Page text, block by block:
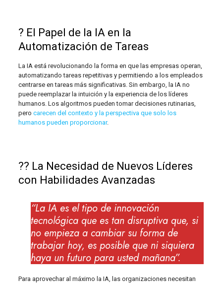
? El Papel de la IA en la
Automatización de Tareas
La IA está revolucionando la forma en que las empresas operan,
automatizando tareas repetitivas y permitiendo a los empleados
centrarse en tareas más significativas. Sin embargo, la IA no
puede reemplazar la intuición y la experiencia de los líderes
humanos. Los algoritmos pueden tomar decisiones rutinarias,
pero carecen del contexto y la perspectiva que solo los
humanos pueden proporcionar.
?‍? La Necesidad de Nuevos Líderes
con Habilidades Avanzadas
“La IA es el tipo de innovación
tecnológica que es tan disruptiva que, si
no empieza a cambiar su forma de
trabajar hoy, es posible que ni siquiera
haya un futuro para usted mañana”.
Para aprovechar al máximo la IA, las organizaciones necesitan